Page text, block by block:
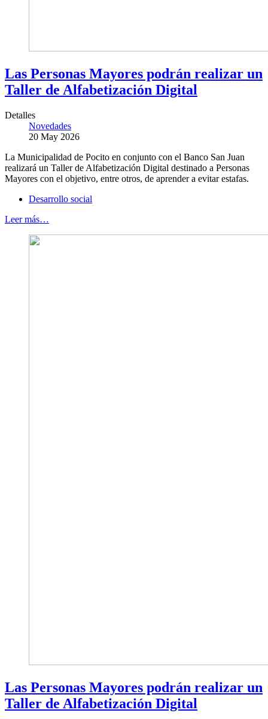
Las Personas Mayores podrán realizar un
Taller de Alfabetización Digital
Detalles
Novedades
20 May 2026
La Municipalidad de Pocito en conjunto con el Banco San Juan
realizará un Taller de Alfabetización Digital destinado a Personas
Mayores con el objetivo, entre otros, de aprender a evitar estafas.
Desarrollo social
Leer más…
Las Personas Mayores podrán realizar un
Taller de Alfabetización Digital